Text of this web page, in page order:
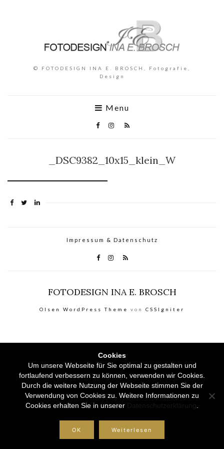
© FOTODESIGN INA E. BROSCH, Fotografie,
Design
Menu
_DSC9382_10x15_klein_W
Impressum & Datenschutz
FOTODESIGN INA E. BROSCH
Olsen WordPress Theme von CSSIgniter
Cookies
Um unsere Webseite für Sie optimal zu gestalten und
fortlaufend verbessern zu können, verwenden wir Cookies.
Durch die weitere Nutzung der Webseite stimmen Sie der
Verwendung von Cookies zu. Weitere Informationen zu
Cookies erhalten Sie in unserer
OK Weiterlesen